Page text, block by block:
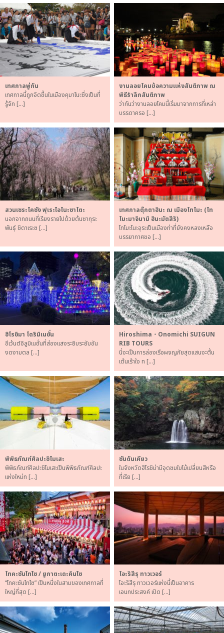
เทศกาลพู่กัน
เทศกาลนี้ถูกจัดขึ้นในเมืองคุมาโนะซึ่งเป็นที่
รู้จัก […]
งานลอยโคมข้อความแห่งสันติภาพ ณ
พิธีรำลึกสันติภาพ
ว่ากันว่างานลอยโคมนี้เริ่มมาจากการที่เหล่า
บรรดาครอ […]
สวนเซระโคซัง ฟุเระไอโนะซาโตะ
นอกจากถนนที่เรียงรายไปด้วยต้นซากุระ
พันธุ์ ชิดาเระซ […]
เทศกาลตุ๊กตาฮินะ ณ เมืองโทโมะ (โท
โมะมาจินามิ ฮินะมัตสึริ)
โทโมะโนะอุระเป็นเมืองท่าที่ยังคงหลงเหลือ
บรรยากาศขอ […]
ฮิโรชิมา โดริมิเนชั่น
อีเว้นต์อิลูมิเนชั่นที่ส่องแสงระยิบระยับอัน
งดงามตล […]
Hiroshima・Onomichi SUIGUN
RIB TOURS
นี่จะเป็นการล่องเรือผจญภัยสุดแสนจะตื่น
เต้นเร้าใจ ท […]
พิพิธภัณฑ์ศิลปะชิโมเสะ
พิพิธภัณฑ์ศิลปะชิโมเสะเป็นพิพิธภัณฑ์ศิลปะ
แห่งใหม่ท […]
ซันดันเคียว
ในจังหวัดฮิโรชิม่ามีจุดชมใบไม้เปลี่ยนสีหรือ
ที่เรีย […]
โทคะซันไทไซ / ยูกาตะเดะคินไซ
“โทคะซันไทไซ” เป็นหนึ่งในสามของเทศกาลที่
ใหญ่ที่สุด […]
โอะริสึรุ ทาวเวอร์
โอะริสึรุ ทาวเวอร์แห่งนี้เป็นอาคาร
เอนกประสงค์ เปิด […]